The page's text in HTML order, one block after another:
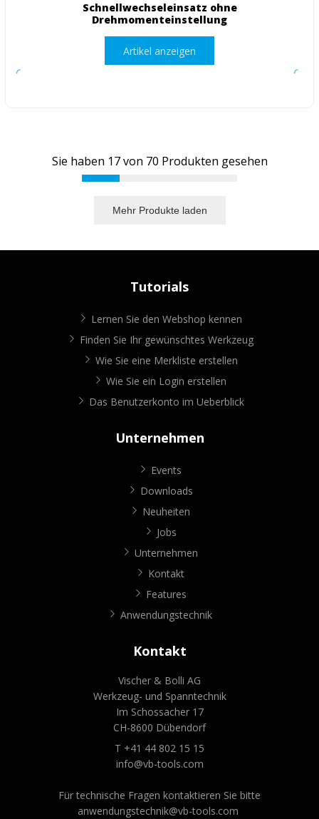
Schnellwechseleinsatz ohne
Drehmomenteinstellung
Artikel anzeigen
Sie haben 17von 70 Produkten gesehen
Mehr Produkte laden
Tutorials
Lernen Sie den Webshop kennen
Finden Sie Ihr gewünschtes Werkzeug
Wie Sie eine Merkliste erstellen
Wie Sie ein Login erstellen
Das Benutzerkonto im Ueberblick
Unternehmen
Events
Downloads
Neuheiten
Jobs
Unternehmen
Kontakt
Features
Anwendungstechnik
Kontakt
Vischer & Bolli AG
Werkzeug- und Spanntechnik
Im Schossacher 17
CH-8600 Dübendorf
T +41 44 802 15 15
info@vb-tools.com
Für technische Fragen kontaktieren Sie bitte
anwendungstechnik@vb-tools.com